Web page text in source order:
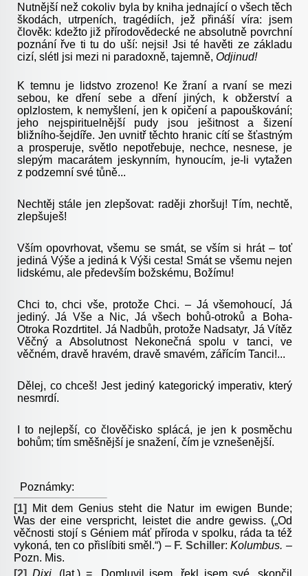
Nutnější než cokoliv byla by kniha jednající o všech těch
škodách, utrpeních, tragédiích, jež přináší víra: jsem
člověk: kdežto již přírodovědecké ne absolutně povrchní
poznání řve ti tu do uší: nejsi! Jsi té havěti ze základu
cizí, slétl jsi mezi ni paradoxně, tajemně, Odjinud!
K temnu je lidstvo zrozeno! Ke žraní a rvaní se mezi
sebou, ke dření sebe a dření jiných, k obžerství a
oplzlostem, k nemyšlení, jen k opičení a papouškování;
jeho nejspirituelnější pudy jsou ješitnost a šizení
bližního-šejdíře. Jen uvnitř těchto hranic cítí se šťastným
a prosperuje, světlo nepotřebuje, nechce, nesnese, je
slepým macarátem jeskynním, hynoucím, je-li vytažen
z podzemní své tůně...
Nechtěj stále jen zlepšovat: raději zhoršuj! Tím, nechtě,
zlepšuješ!
Vším opovrhovat, všemu se smát, se vším si hrát – toť
jediná Výše a jediná k Výši cesta! Smát se všemu nejen
lidskému, ale především božskému, Božímu!
Chci to, chci vše, protože Chci. – Já všemohoucí, Já
jediný. Já Vše a Nic, Já všech bohů-otroků a Boha-
Otroka Rozdrtitel. Já Nadbůh, protože Nadsatyr, Já Vítěz
Věčný a Absolutnost Nekonečná spolu v tanci, ve
věčném, dravě hravém, dravě smavém, zářícím Tanci!...
Dělej, co chceš! Jest jediný kategorický imperativ, který
nesmrdí.
I to nejlepší, co člověčisko splácá, je jen k posměchu
bohům; tím směšnější je snažení, čím je vznešenější.
Poznámky:
[1]
Mit dem Genius steht die Natur im ewigen Bunde;
Was der eine verspricht, leistet die andre gewiss. („Od
věčnosti stojí s Géniem máť příroda v spolku, ráda ta též
vykoná, ten co přislíbiti směl.“) – F. Schiller:Kolumbus. –
Pozn. Mis.
[2]
Dixi. (lat.) = „Domluvil jsem, řekl jsem své, skončil